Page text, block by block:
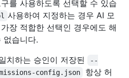
를 사용하도록 선택할 수 있습
사용하여 지정하는 경우 AI 모
장 적합한 선택인 경우에도 해
없습니다.
치하는 승인이 저장된
--
config.json
항상 허